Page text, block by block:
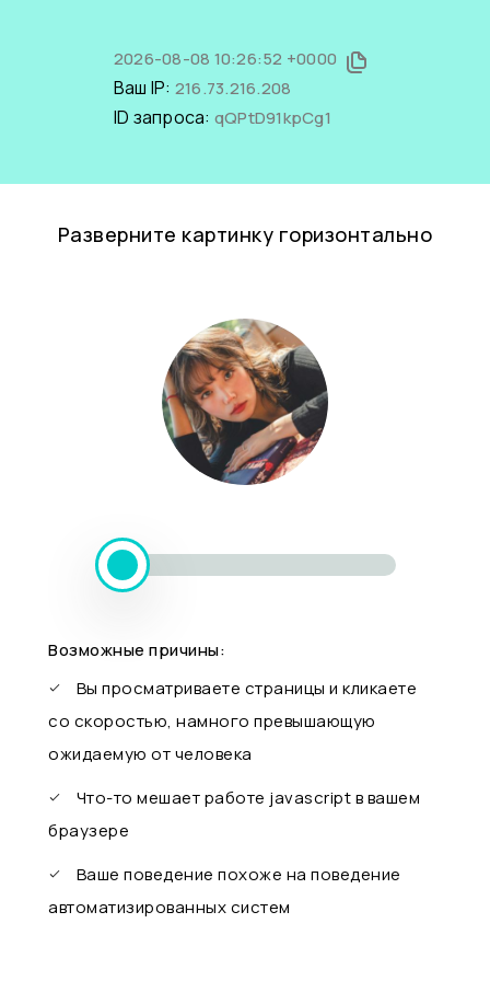
2026-08-08 10:26:52 +0000
Ваш IP: 216.73.216.208
ID запроса: qQPtD91kpCg1
Разверните картинку горизонтально
Возможные причины:
Вы просматриваете страницы и кликаете
со скоростью, намного превышающую
ожидаемую от человека
Что-то мешает работе javascript в вашем
браузере
Ваше поведение похоже на поведение
автоматизированных систем